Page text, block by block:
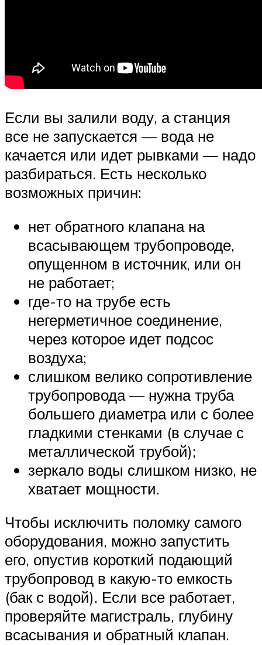
Если вы залили воду, а станция
все не запускается — вода не
качается или идет рывками — надо
разбираться. Есть несколько
возможных причин:
нет обратного клапана на
всасывающем трубопроводе,
опущенном в источник, или он
не работает;
где-то на трубе есть
негерметичное соединение,
через которое идет подсос
воздуха;
слишком велико сопротивление
трубопровода — нужна труба
большего диаметра или с более
гладкими стенками (в случае с
металлической трубой);
зеркало воды слишком низко, не
хватает мощности.
Чтобы исключить поломку самого
оборудования, можно запустить
его, опустив короткий подающий
трубопровод в какую-то емкость
(бак с водой). Если все работает,
проверяйте магистраль, глубину
всасывания и обратный клапан.